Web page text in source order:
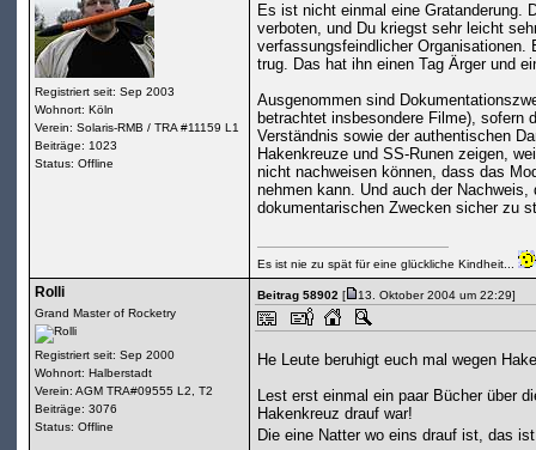
Registriert seit: Sep 2003
Wohnort: Köln
Verein: Solaris-RMB / TRA #11159 L1
Beiträge: 1023
Status: Offline
Es ist nicht einmal eine Gratanderung.
verboten, und Du kriegst sehr leicht
verfassungsfeindlicher
trug. Das hat ihn einen Tag Ärger und
Ausgenommen sind
betrachtet insbesondere Filme), sofern
Verständnis sowie der authentischen
Hakenkreuze und SS-Runen zeigen,
nicht nachweisen können, dass das
nehmen kann. Und auch der
dokumentarischen Zwecken sicher zu
Es ist nie zu spät für eine glückliche Kindheit...
Rolli
Grand Master of Rocketry
Registriert seit: Sep 2000
Wohnort: Halberstadt
Verein: AGM TRA#09555 L2, T2
Beiträge: 3076
Status: Offline
Beitrag 58902[ 13. Oktober 2004 um 22:29]
He Leute beruhigt euch mal wegen
Lest erst einmal ein paar Bücher über
Hakenkreuz drauf war!
Die eine Natter wo eins drauf ist, das